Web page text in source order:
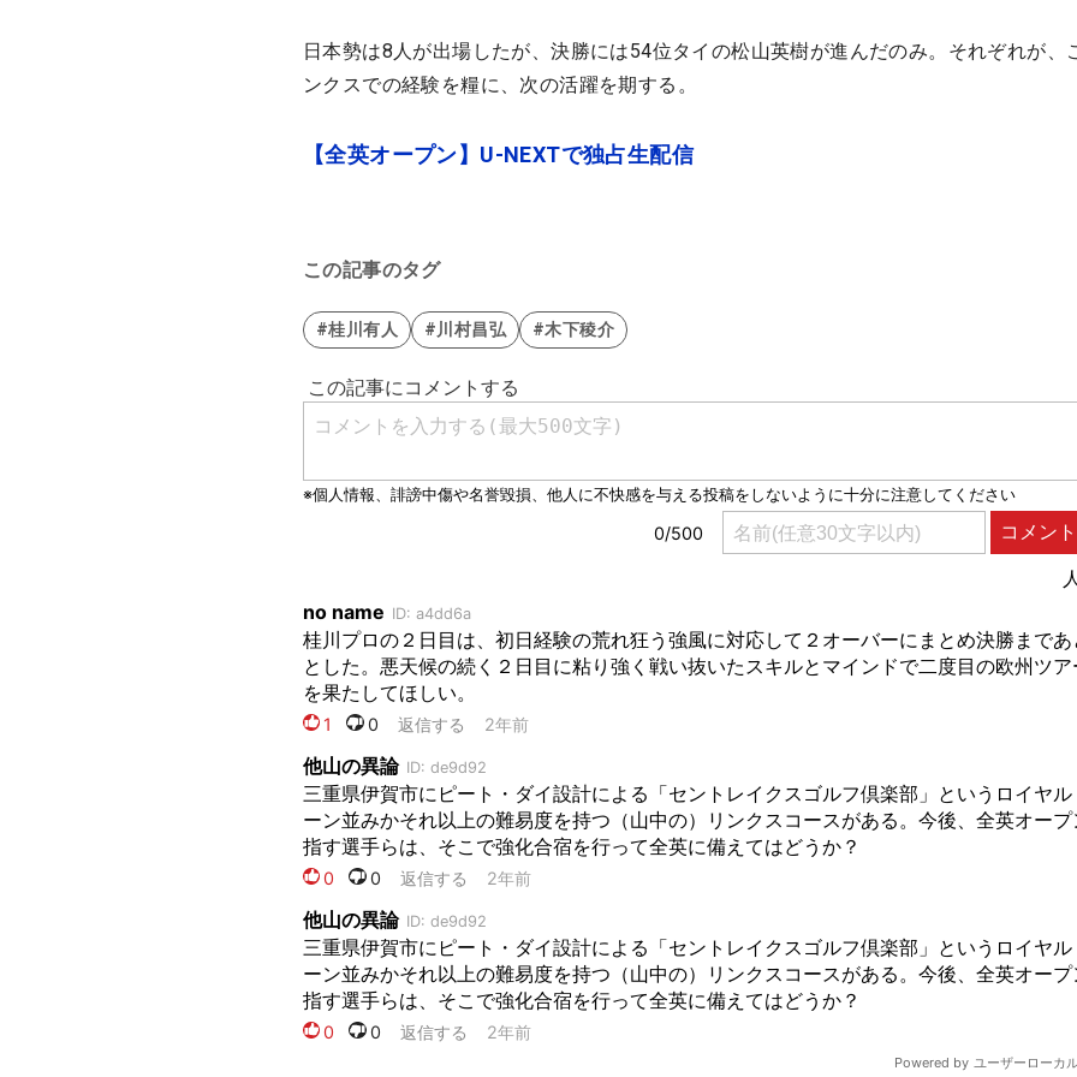
日本勢は8人が出場したが、決勝には54位タイの松山英樹が進んだのみ。それぞれが、
ンクスでの経験を糧に、次の活躍を期する。
【全英オープン】U-NEXTで独占生配信
この記事のタグ
#桂川有人 #川村昌弘 #木下稜介